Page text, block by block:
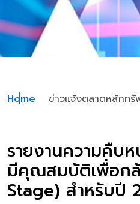
Home ข่าวแจ้งตลาดหลักทรั
รายงานความคืบห
มีคุณสมบัติเพื่อกลั
Stage) สำหรับปี